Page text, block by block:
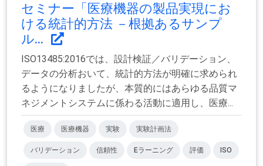
セミナー「医療機器の製品実現にお
ける統計的方法 －根拠あるサンプ
ル...
ISO13485:2016では、設計検証／バリデーション、
データの分析おいて、統計的方法が明確に求められ
るようになりましたが、本質的にはあらゆる品質マ
ネジメントシステムに係わる活動に適用し、医療...
医療 医療機器 実験 実験計画法
バリデーション 信頼性 Eラーニング 評価 ISO